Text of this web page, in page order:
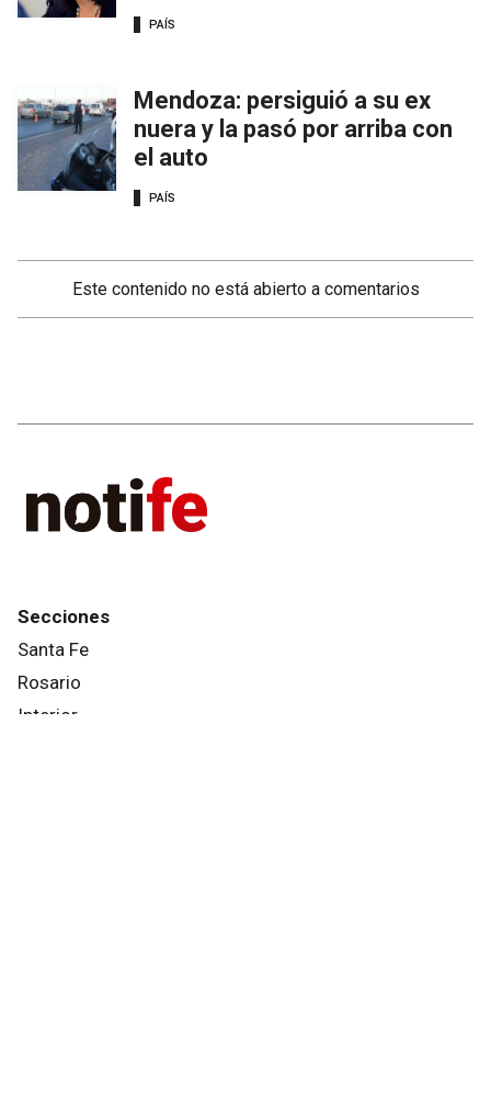
PAÍS
Mendoza: persiguió a su ex
nuera y la pasó por arriba con
el auto
PAÍS
Este contenido no está abierto a comentarios
Secciones
Santa Fe
Rosario
Interior